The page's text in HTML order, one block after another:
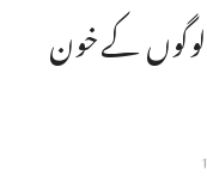
کےخون